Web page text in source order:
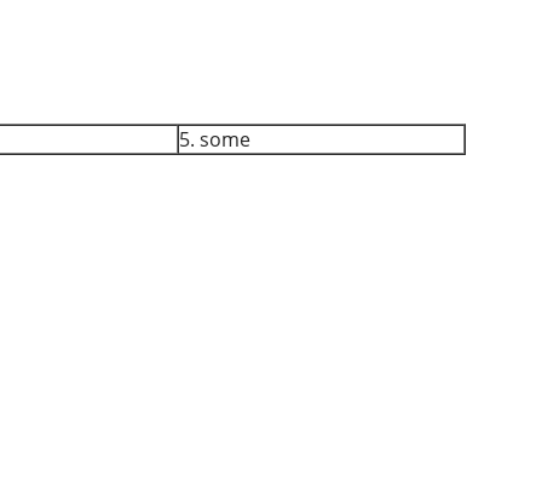
5. some